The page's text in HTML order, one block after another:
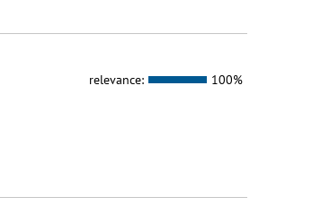
relevance: 100%